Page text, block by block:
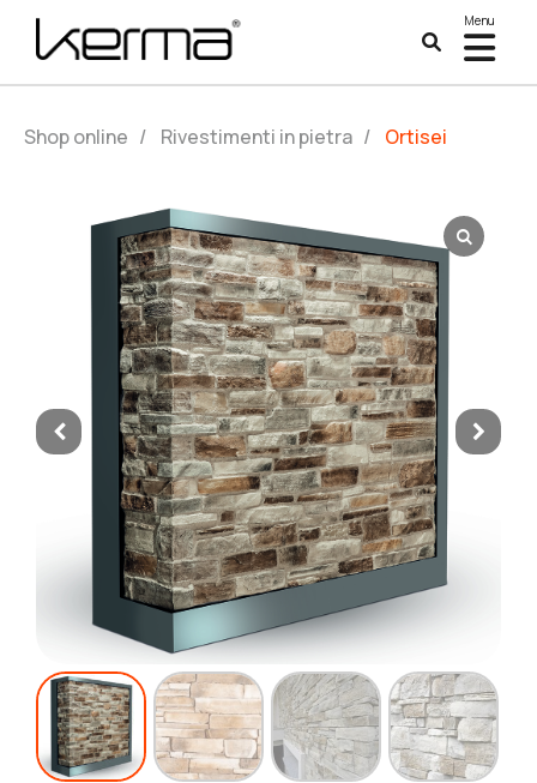
Menu
Shop online / Rivestimenti in pietra / Ortisei